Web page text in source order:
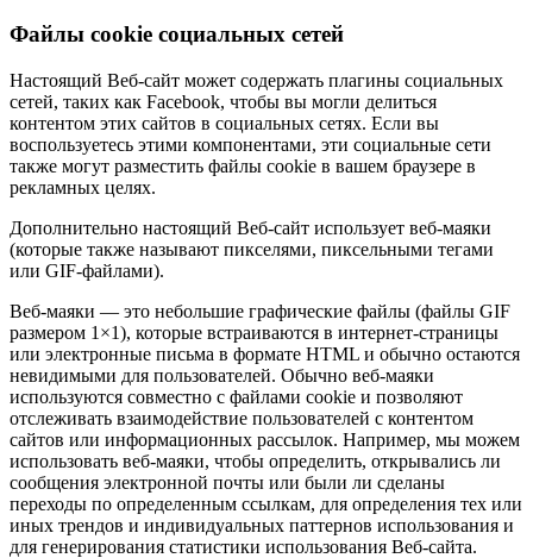
Файлы cookie социальных сетей
Настоящий Веб-сайт может содержать плагины социальных
сетей, таких как Facebook, чтобы вы могли делиться
контентом этих сайтов в социальных сетях. Если вы
воспользуетесь этими компонентами, эти социальные сети
также могут разместить файлы cookie в вашем браузере в
рекламных целях.
Дополнительно настоящий Веб-сайт использует веб-маяки
(которые также называют пикселями, пиксельными тегами
или GIF-файлами).
Веб-маяки — это небольшие графические файлы (файлы GIF
размером 1×1), которые встраиваются в интернет-страницы
или электронные письма в формате HTML и обычно остаются
невидимыми для пользователей. Обычно веб-маяки
используются совместно с файлами cookie и позволяют
отслеживать взаимодействие пользователей с контентом
сайтов или информационных рассылок. Например, мы можем
использовать веб-маяки, чтобы определить, открывались ли
сообщения электронной почты или были ли сделаны
переходы по определенным ссылкам, для определения тех или
иных трендов и индивидуальных паттернов использования и
для генерирования статистики использования Веб-сайта.